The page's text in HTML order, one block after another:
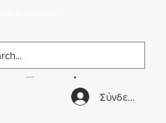
Σύνδεση